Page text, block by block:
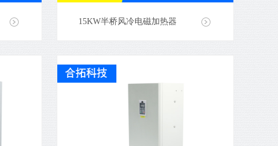
15KW半桥风冷电磁加热器